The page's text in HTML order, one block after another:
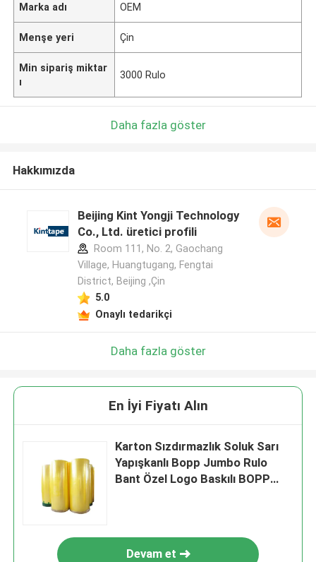
Marka adı OEM
Menşe yeri Çin
Min sipariş miktar
ı
3000 Rulo
Daha fazla göster
Hakkımızda
Beijing Kint Yongji Technology
Co., Ltd. üretici profili
Room 111, No. 2, Gaochang
Village, Huangtugang, Fengtai
District, Beijing ,Çin
5.0
Onaylı tedarikçi
Daha fazla göster
En İyi Fiyatı Alın
Karton Sızdırmazlık Soluk Sarı
Yapışkanlı Bopp Jumbo Rulo
Bant Özel Logo Baskılı BOPP
Devam et